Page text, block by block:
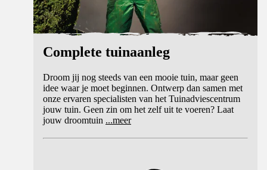
Complete tuinaanleg
Droom jij nog steeds van een mooie tuin, maar geen
idee waar je moet beginnen. Ontwerp dan samen met
onze ervaren specialisten van het Tuinadviescentrum
jouw tuin. Geen zin om het zelf uit te voeren? Laat
jouw droomtuin ...meer